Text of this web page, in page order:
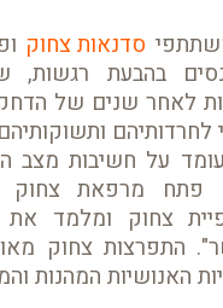
סדנאות צחוק
בהבעת רגשות,
לאחר שנים של
לחרדותיהם
על חשיבות מצב
פתח מרפאת
צחוק ומלמד את
התפרצות צחוק
האנושיות המהנות